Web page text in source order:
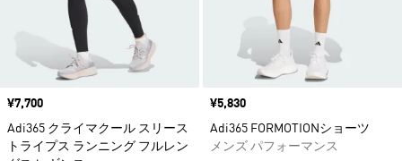
価格
¥7,700
Adi365 クライマクール スリース
トライプス ランニング フルレン
価格
¥5,830
Adi365 FORMOTIONショーツ
メンズ パフォーマンス